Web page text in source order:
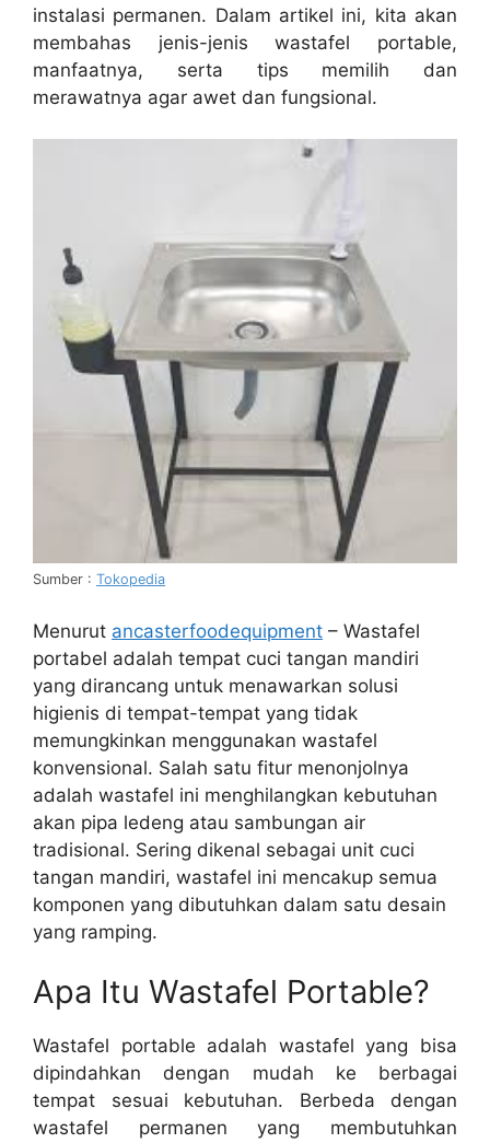
instalasi permanen. Dalam artikel ini, kita akan
membahas jenis-jenis wastafel portable,
manfaatnya, serta tips memilih dan
merawatnya agar awet dan fungsional.
Sumber : Tokopedia
Menurut ancasterfoodequipment – Wastafel
portabel adalah tempat cuci tangan mandiri
yang dirancang untuk menawarkan solusi
higienis di tempat-tempat yang tidak
memungkinkan menggunakan wastafel
konvensional. Salah satu fitur menonjolnya
adalah wastafel ini menghilangkan kebutuhan
akan pipa ledeng atau sambungan air
tradisional. Sering dikenal sebagai unit cuci
tangan mandiri, wastafel ini mencakup semua
komponen yang dibutuhkan dalam satu desain
yang ramping.
Apa Itu Wastafel Portable?
Wastafel portable adalah wastafel yang bisa
dipindahkan dengan mudah ke berbagai
tempat sesuai kebutuhan. Berbeda dengan
wastafel permanen yang membutuhkan